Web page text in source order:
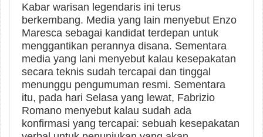
Kabar warisan legendaris ini terus
berkembang. Media yang lain menyebut Enzo
Maresca sebagai kandidat terdepan untuk
menggantikan perannya disana. Sementara
media yang lani menyebut kalau kesepakatan
secara teknis sudah tercapai dan tinggal
menunggu pengumuman resmi. Sementara
itu, pada hari Selasa yang lewat, Fabrizio
Romano menyebut kalau sudah ada
konfirmasi yang tercapai: sebuah kesepakatan